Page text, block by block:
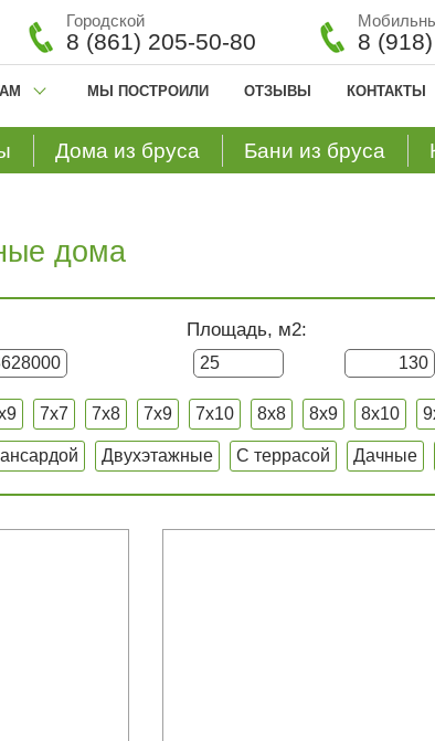
Городской
8 (861) 205-50-80 8
МЫ ПОСТРОИЛИ ОТЗЫВЫ КОНТАКТЫ
Дома из бруса Бани из бруса
дома
Площадь, м2:
7x7 7x8 7x9 7x10 8x8 8x9 8x10
Двухэтажные С террасой Дачные